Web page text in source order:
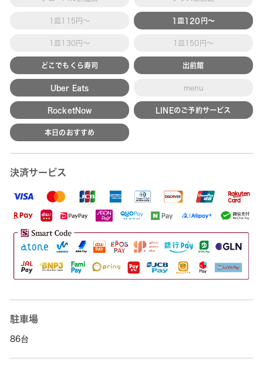
1皿115円～ 1皿120円～
1皿130円～ 1皿150円～
どこでもくら寿司 出前館
Uber Eats menu
RocketNow LINEのご予約サービス
本日のおすすめ
決済サービス
駐車場
86台